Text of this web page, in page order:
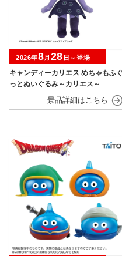
キャンディーカリエス めちゃもふ
っとぬいぐるみ～カリエス～
2026年8月 28 日～登場